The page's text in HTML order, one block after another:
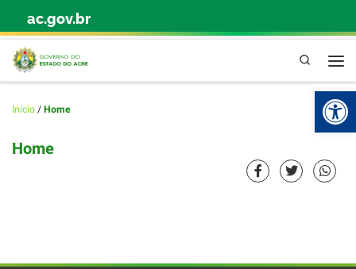
Skip to content
ac.gov.br
Pesquisa
Início/Home
Home